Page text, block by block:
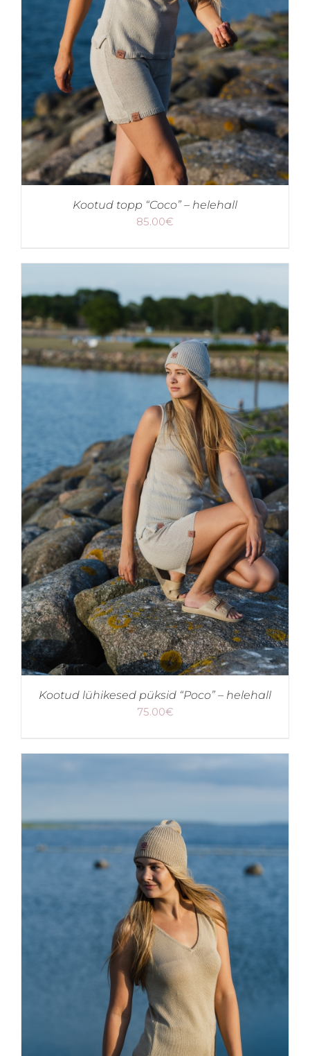
Kootud topp “Coco” – helehall
85.00€
Kootud lühikesed püksid “Poco” – helehall
75.00€